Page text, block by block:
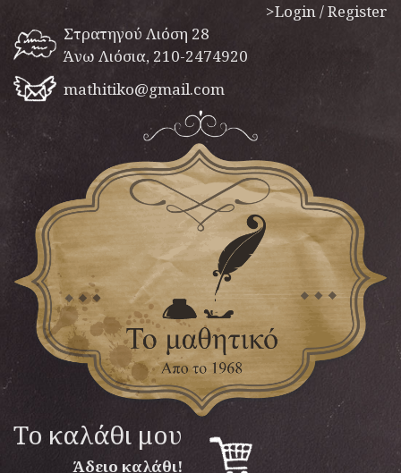
>Login / Register
Στρατηγού Λιόση 28
Άνω Λιόσια, 210-2474920
mathitiko@gmail.com
To καλάθι μου
Άδειο καλάθι!